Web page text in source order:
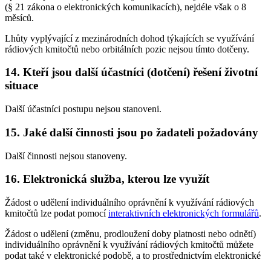
(§ 21 zákona o elektronických komunikacích), nejdéle však o 8
měsíců.
Lhůty vyplývající z mezinárodních dohod týkajících se využívání
rádiových kmitočtů nebo orbitálních pozic nejsou tímto dotčeny.
14. Kteří jsou další účastníci (dotčení) řešení životní
situace
Další účastníci postupu nejsou stanoveni.
15. Jaké další činnosti jsou po žadateli požadovány
Další činnosti nejsou stanoveny.
16. Elektronická služba, kterou lze využít
Žádost o udělení individuálního oprávnění k využívání rádiových
kmitočtů lze podat pomocíinteraktivních elektronických formulářů.
Žádost o udělení (změnu, prodloužení doby platnosti nebo odnětí)
individuálního oprávnění k využívání rádiových kmitočtů můžete
podat také v elektronické podobě, a to prostřednictvím elektronické